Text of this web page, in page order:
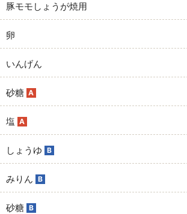
豚モモしょうが焼用
卵
いんげん
砂糖 A
塩 A
しょうゆ B
みりん B
砂糖 B